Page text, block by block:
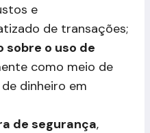
e
de transações;
o uso de
como meio de
dinheiro em
de segurança,